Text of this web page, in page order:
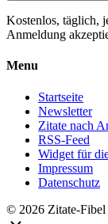
Kostenlos, täglich,
Anmeldung
Menu
Startseite
Newsletter
Zitate nach
RSS-Feed
Widget für
Impressum
Datenschutz
© 2026 Zitate-Fibel